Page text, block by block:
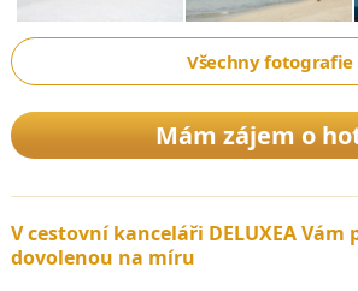
Všechny fotografie
Mám zájem o
V cestovní kanceláři DELUXEA
dovolenou na míru